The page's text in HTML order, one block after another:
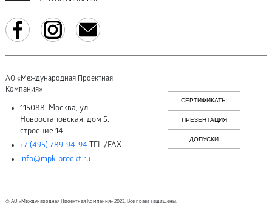
АО «Международная Проектная
Компания»
115088, Москва, ул.
Новоостаповская, дом 5,
строение 14
+7 (495) 789-94-94 TEL./FAX
info@mpk-proekt.ru
СЕРТИФИКАТЫ
ПРЕЗЕНТАЦИЯ
ДОПУСКИ